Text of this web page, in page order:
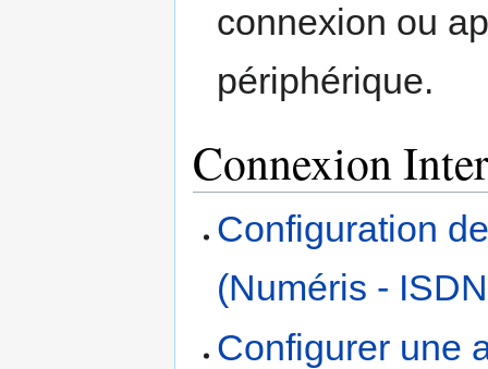
connexion ou
périphérique.
Connexion
Configuration
(Numéris -
Configurer une